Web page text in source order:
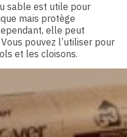
sable est utile pour
mais protège
elle peut
pouvez l’utiliser pour
et les cloisons.